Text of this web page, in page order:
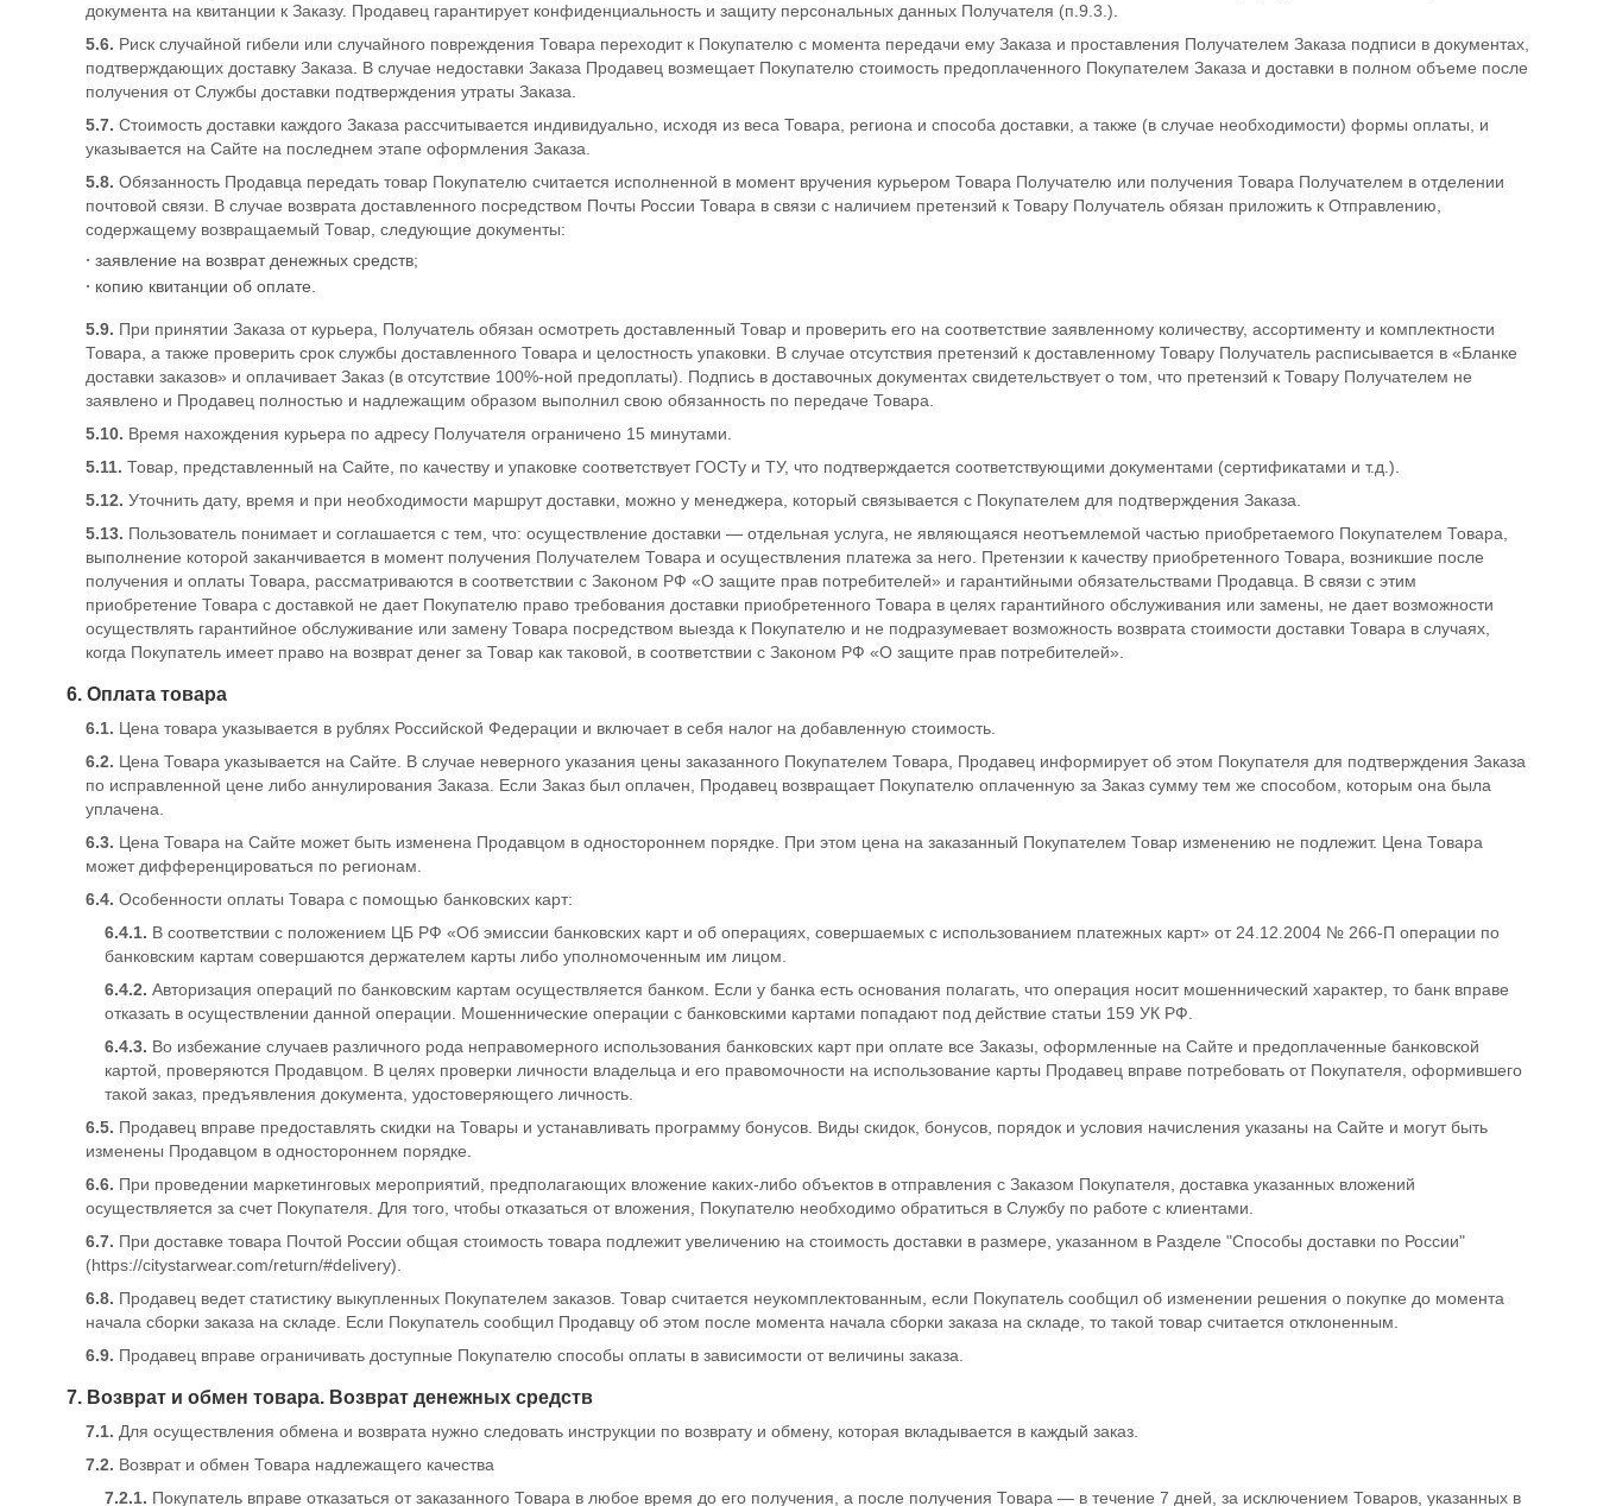
документа на квитанции к Заказу. Продавец гарантирует конфиденциальность и защиту персональных данных Получателя (п.9.3.).
5.6. Риск случайной гибели или случайного повреждения Товара переходит к Покупателю с момента передачи ему Заказа и проставления Получателем Заказа подписи в документах,
подтверждающих доставку Заказа. В случае недоставки Заказа Продавец возмещает Покупателю стоимость предоплаченного Покупателем Заказа и доставки в полном объеме после
получения от Службы доставки подтверждения утраты Заказа.
5.7. Стоимость доставки каждого Заказа рассчитывается индивидуально, исходя из веса Товара, региона и способа доставки, а также (в случае необходимости) формы оплаты, и
указывается на Сайте на последнем этапе оформления Заказа.
5.8. Обязанность Продавца передать товар Покупателю считается исполненной в момент вручения курьером Товара Получателю или получения Товара Получателем в отделении
почтовой связи. В случае возврата доставленного посредством Почты России Товара в связи с наличием претензий к Товару Получатель обязан приложить к Отправлению,
содержащему возвращаемый Товар, следующие документы:
заявление на возврат денежных средств;
копию квитанции об оплате.
5.9. При принятии Заказа от курьера, Получатель обязан осмотреть доставленный Товар и проверить его на соответствие заявленному количеству, ассортименту и комплектности
Товара, а также проверить срок службы доставленного Товара и целостность упаковки. В случае отсутствия претензий к доставленному Товару Получатель расписывается в «Бланке
доставки заказов» и оплачивает Заказ (в отсутствие 100%-ной предоплаты). Подпись в доставочных документах свидетельствует о том, что претензий к Товару Получателем не
заявлено и Продавец полностью и надлежащим образом выполнил свою обязанность по передаче Товара.
5.10. Время нахождения курьера по адресу Получателя ограничено 15 минутами.
5.11. Товар, представленный на Сайте, по качеству и упаковке соответствует ГОСТу и ТУ, что подтверждается соответствующими документами (сертификатами и т.д.).
5.12. Уточнить дату, время и при необходимости маршрут доставки, можно у менеджера, который связывается с Покупателем для подтверждения Заказа.
5.13. Пользователь понимает и соглашается с тем, что: осуществление доставки — отдельная услуга, не являющаяся неотъемлемой частью приобретаемого Покупателем Товара,
выполнение которой заканчивается в момент получения Получателем Товара и осуществления платежа за него. Претензии к качеству приобретенного Товара, возникшие после
получения и оплаты Товара, рассматриваются в соответствии с Законом РФ «О защите прав потребителей» и гарантийными обязательствами Продавца. В связи с этим
приобретение Товара с доставкой не дает Покупателю право требования доставки приобретенного Товара в целях гарантийного обслуживания или замены, не дает возможности
осуществлять гарантийное обслуживание или замену Товара посредством выезда к Покупателю и не подразумевает возможность возврата стоимости доставки Товара в случаях,
когда Покупатель имеет право на возврат денег за Товар как таковой, в соответствии с Законом РФ «О защите прав потребителей».
6. Оплата товара
6.1. Цена товара указывается в рублях Российской Федерации и включает в себя налог на добавленную стоимость.
6.2. Цена Товара указывается на Сайте. В случае неверного указания цены заказанного Покупателем Товара, Продавец информирует об этом Покупателя для подтверждения Заказа
по исправленной цене либо аннулирования Заказа. Если Заказ был оплачен, Продавец возвращает Покупателю оплаченную за Заказ сумму тем же способом, которым она была
уплачена.
6.3. Цена Товара на Сайте может быть изменена Продавцом в одностороннем порядке. При этом цена на заказанный Покупателем Товар изменению не подлежит. Цена Товара
может дифференцироваться по регионам.
6.4. Особенности оплаты Товара с помощью банковских карт:
6.4.1. В соответствии с положением ЦБ РФ «Об эмиссии банковских карт и об операциях, совершаемых с использованием платежных карт» от 24.12.2004 № 266-П операции по
банковским картам совершаются держателем карты либо уполномоченным им лицом.
6.4.2. Авторизация операций по банковским картам осуществляется банком. Если у банка есть основания полагать, что операция носит мошеннический характер, то банк вправе
отказать в осуществлении данной операции. Мошеннические операции с банковскими картами попадают под действие статьи 159 УК РФ.
6.4.3. Во избежание случаев различного рода неправомерного использования банковских карт при оплате все Заказы, оформленные на Сайте и предоплаченные банковской
картой, проверяются Продавцом. В целях проверки личности владельца и его правомочности на использование карты Продавец вправе потребовать от Покупателя, оформившего
такой заказ, предъявления документа, удостоверяющего личность.
6.5. Продавец вправе предоставлять скидки на Товары и устанавливать программу бонусов. Виды скидок, бонусов, порядок и условия начисления указаны на Сайте и могут быть
изменены Продавцом в одностороннем порядке.
6.6. При проведении маркетинговых мероприятий, предполагающих вложение каких-либо объектов в отправления с Заказом Покупателя, доставка указанных вложений
осуществляется за счет Покупателя. Для того, чтобы отказаться от вложения, Покупателю необходимо обратиться в Службу по работе с клиентами.
6.7. При доставке товара Почтой России общая стоимость товара подлежит увеличению на стоимость доставки в размере, указанном в Разделе "Способы доставки по России"
(https://citystarwear.com/return/#delivery).
6.8. Продавец ведет статистику выкупленных Покупателем заказов. Товар считается неукомплектованным, если Покупатель сообщил об изменении решения о покупке до момента
начала сборки заказа на складе. Если Покупатель сообщил Продавцу об этом после момента начала сборки заказа на складе, то такой товар считается отклоненным.
6.9. Продавец вправе ограничивать доступные Покупателю способы оплаты в зависимости от величины заказа.
7. Возврат и обмен товара. Возврат денежных средств
7.1. Для осуществления обмена и возврата нужно следовать инструкции по возврату и обмену, которая вкладывается в каждый заказ.
7.2. Возврат и обмен Товара надлежащего качества
7.2.1. Покупатель вправе отказаться от заказанного Товара в любое время до его получения, а после получения Товара — в течение 7 дней, за исключением Товаров, указанных в